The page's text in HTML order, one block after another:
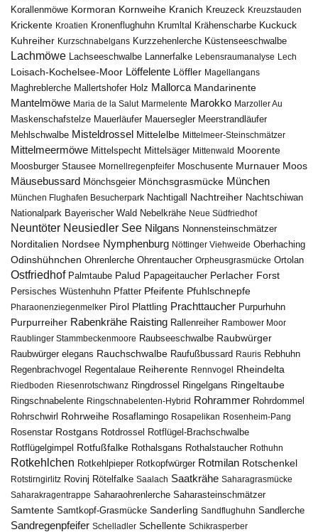
Korallenmöwe Kormoran Kornweihe Kranich Kreuzeck Kreuzstauden
Krickente Kroatien Kronenflughuhn Krumltal Krähenscharbe Kuckuck
Kuhreiher Kurzschnabelgans Kurzzehenlerche Küstenseeschwalbe
Lachmöwe Lachseeschwalbe Lannerfalke Lebensraumanalyse Lech
Loisach-Kochelsee-Moor Löffelente Löffler Magellangans
Maghreblerche Mallertshofer Holz Mallorca Mandarinente
Mantelmöwe Maria de la Salut Marmelente Marokko Marzoller Au
Maskenschafstelze Mauerläufer Mauersegler Meerstrandläufer
Mehlschwalbe Misteldrossel Mittelelbe Mittelmeer-Steinschmätzer
Mittelmeermöwe Mittelspecht Mittelsäger Mittenwald Moorente
Moosburger Stausee Mornellregenpfeifer Moschusente Murnauer Moos
Mäusebussard Mönchsgeier Mönchsgrasmücke München
München Flughafen Besucherpark Nachtigall Nachtreiher Nachtschiwan
Nationalpark Bayerischer Wald Nebelkrähe Neue Südfriedhof
Neuntöter Neusiedler See Nilgans Nonnensteinschmätzer
Norditalien Nordsee Nymphenburg Nöttinger Viehweide Oberhaching
Odinshühnchen Ohrenlerche Ohrentaucher Orpheusgrasmücke Ortolan
Ostfriedhof Palmtaube Palud Papageitaucher Perlacher Forst
Persisches Wüstenhuhn Pfatter Pfeifente Pfuhlschnepfe
Pharaonenziegenmelker Pirol Plattling Prachttaucher Purpurhuhn
Purpurreiher Rabenkrähe Raisting Rallenreiher Rambower Moor
Raublinger Stammbeckenmoore Raubseeschwalbe Raubwürger
Raubwürger elegans Rauchschwalbe Raufußbussard Rauris Rebhuhn
Regenbrachvogel Regentalaue Reiherente Rennvogel Rheindelta
Riedboden Riesenrotschwanz Ringdrossel Ringelgans Ringeltaube
Ringschnabelente Ringschnabelenten-Hybrid Rohrammer Rohrdommel
Rohrschwirl Rohrweihe Rosaflamingo Rosapelikan Rosenheim-Pang
Rosenstar Rostgans Rotdrossel
Rotflügel-Brachschwalbe
Rotflügelgimpel Rotfußfalke Rothalsgans Rothalstaucher Rothuhn
Rotkehlchen Rotkehlpieper Rotkopfwürger Rotmilan Rotschenkel
Rotstirngirlitz Rovinj Rötelfalke Saalach Saatkrähe Saharagrasmücke
Saharakragentrappe Saharaohrenlerche Saharasteinschmätzer
Samtente Samtkopf-Grasmücke Sanderling Sandflughuhn Sandlerche
Sandregenpfeifer Schelladler Schellente Schikrasperber